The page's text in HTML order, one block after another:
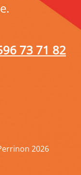
73 71 82
2026